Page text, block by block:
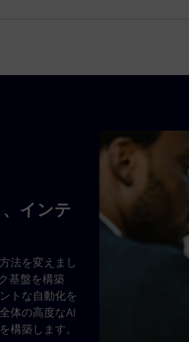
インテ
法を変えまし
基盤を構築
トな自動化を
体の高度なAI
構築します。